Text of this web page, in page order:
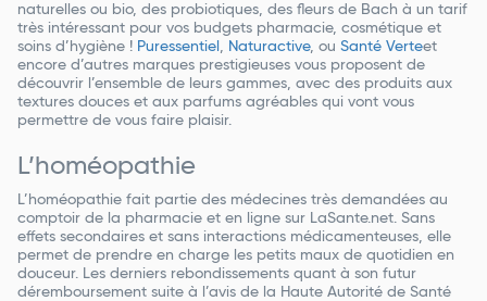
naturelles ou bio, des probiotiques, des fleurs de Bach à un tarif
très intéressant pour vos budgets pharmacie, cosmétique et
soins d’hygiène ! Puressentiel Naturactive, ou Santé Verteet
encore d’autres marques prestigieuses vous proposent de
découvrir l’ensemble de leurs gammes, avec des produits aux
textures douces et aux parfums agréables qui vont vous
permettre de vous faire plaisir.
L’homéopathie
L’homéopathie fait partie des médecines très demandées au
comptoir de la pharmacie et en ligne sur LaSante.net. Sans
effets secondaires et sans interactions médicamenteuses, elle
permet de prendre en charge les petits maux de quotidien en
douceur. Les derniers rebondissements quant à son futur
déremboursement suite à l’avis de la Haute Autorité de Santé